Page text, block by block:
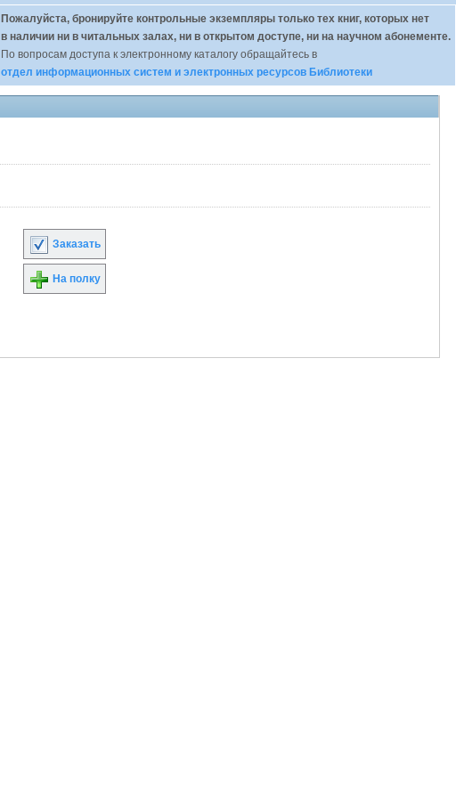
Пожалуйста, бронируйте контрольные экземпляры только тех книг, которых нет
в наличии ни в читальных залах, ни в открытом доступе, ни на научном абонементе.
По вопросам доступа к электронному каталогу обращайтесь в
отдел информационных систем и электронных ресурсов Библиотеки
Заказать
На полку